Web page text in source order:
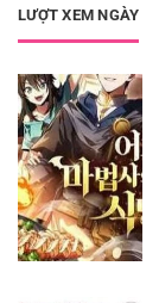
LƯỢT XEM NGÀY